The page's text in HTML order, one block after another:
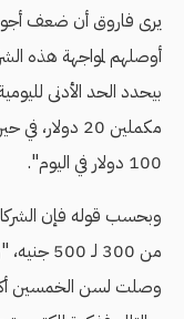
يرى فاروق أن ضعف
أوصلهم لمواجهة هذه
مكملين 20
100 دولار في اليوم".
وبحسب قوله فإن الشركات
من 300
وصلت لسن الخمسين